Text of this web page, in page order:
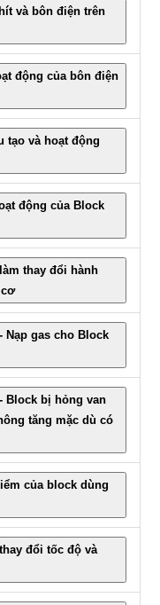
và bôn điện trên
động của bôn điện
tạo và hoạt động
động của Block
thay đổi hành
Nạp gas cho Block
Block bị hỏng van
tăng mặc dù có
của block dùng
đổi tốc độ và